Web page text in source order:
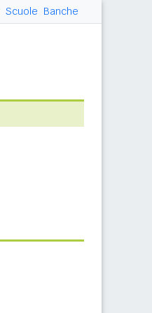
Scuole Banche